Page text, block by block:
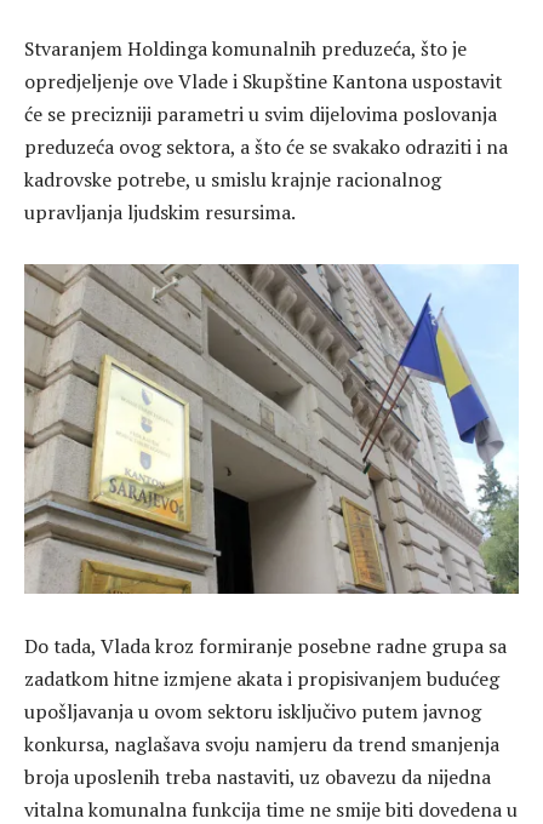
Stvaranjem Holdinga komunalnih preduzeća, što je
opredjeljenje ove Vlade i Skupštine Kantona uspostavit
će se precizniji parametri u svim dijelovima poslovanja
preduzeća ovog sektora, a što će se svakako odraziti i na
kadrovske potrebe, u smislu krajnje racionalnog
upravljanja ljudskim resursima.
Do tada, Vlada kroz formiranje posebne radne grupa sa
zadatkom hitne izmjene akata i propisivanjem budućeg
upošljavanja u ovom sektoru isključivo putem javnog
konkursa, naglašava svoju namjeru da trend smanjenja
broja uposlenih treba nastaviti, uz obavezu da nijedna
vitalna komunalna funkcija time ne smije biti dovedena u